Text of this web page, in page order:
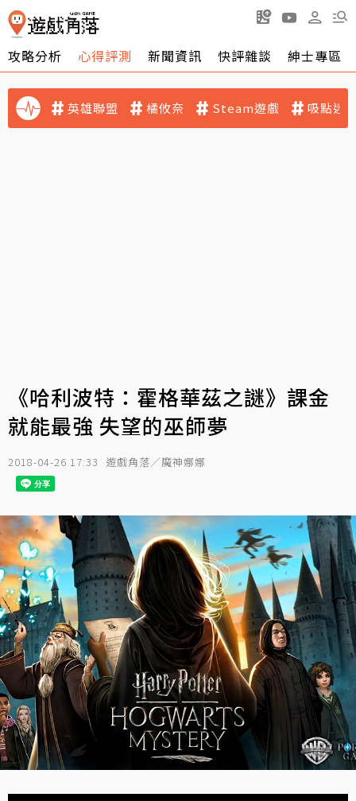
攻略分析 心得評測 新聞資訊 快評雜談 紳士專區
英雄聯盟 橘攸奈 Steam遊戲 吸點迷
《哈利波特：霍格華茲之謎》課金
就能最強 失望的巫師夢
2018-04-26 17:33 遊戲角落／魔神娜娜